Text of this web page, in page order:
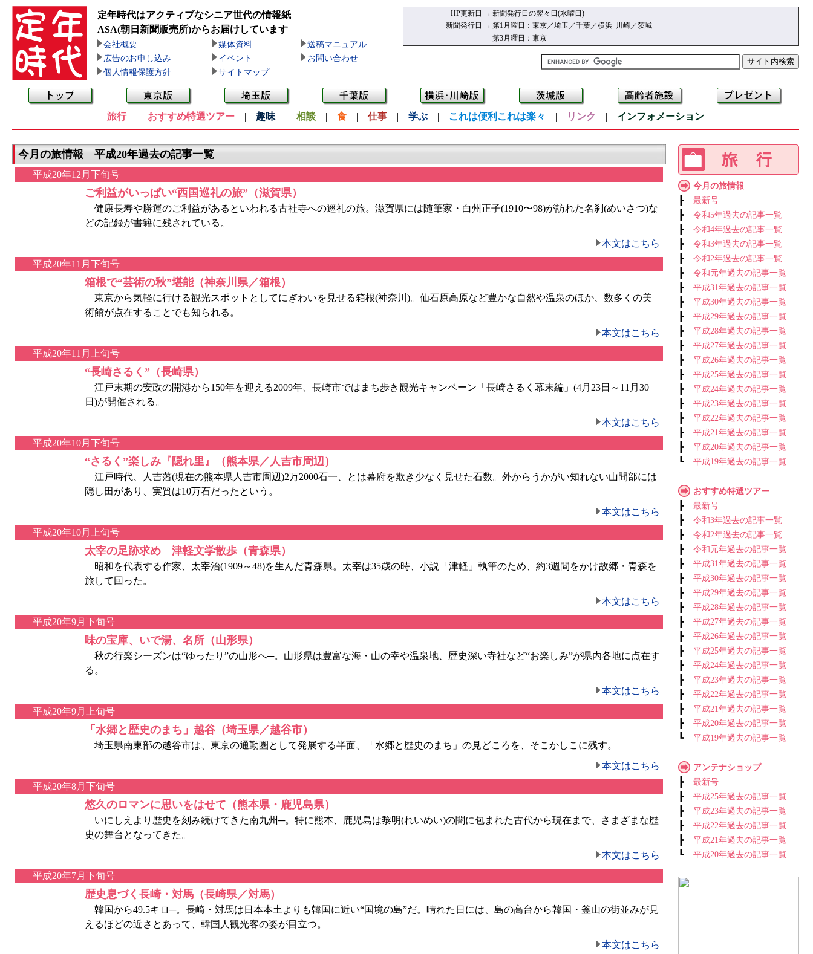
定年時代はアクティブなシニア世代の情報紙
ASA(朝日新聞販売所)からお届けしています
会社概要 媒体資料
送稿マニュアル
広告のお申し込み
イベント
お問い合わせ
個人情報保護方針
サイトマップ
HP更新日 → 新聞発行日の翌々日(水曜日)
新聞発行日 → 第1月曜日：東京／埼玉／千葉／横浜･川崎／茨城
第3月曜日：東京
旅行| おすすめ特選ツアー | 趣味 | 相談 | 食 | 仕事 | 学ぶ | これは便利これは楽々 | リンク | インフォメーション
今月の旅情報 平成20年過去の記事一覧
平成20年12月下旬号
ご利益がいっぱい“西国巡礼の旅”（滋賀県）
健康長寿や勝運のご利益があるといわれる古社寺への巡礼の旅。滋賀県には随筆家・白州正子(1910〜98)が訪れた名刹(めいさつ)な
どの記録が書籍に残されている。
本文はこちら
平成20年11月下旬号
箱根で“芸術の秋”堪能（神奈川県／箱根）
東京から気軽に行ける観光スポットとしてにぎわいを見せる箱根(神奈川)。仙石原高原など豊かな自然や温泉のほか、数多くの美
術館が点在することでも知られる。
本文はこちら
平成20年11月上旬号
“長崎さるく”（長崎県）
江戸末期の安政の開港から150年を迎える2009年、長崎市ではまち歩き観光キャンペーン「長崎さるく幕末編」(4月23日～11月30
日)が開催される。
本文はこちら
平成20年10月下旬号
“さるく”楽しみ『隠れ里』（熊本県／人吉市周辺）
江戸時代、人吉藩(現在の熊本県人吉市周辺)2万2000石一、とは幕府を欺き少なく見せた石数。外からうかがい知れない山間部には
隠し田があり、実質は10万石だったという。
本文はこちら
平成20年10月上旬号
太宰の足跡求め 津軽文学散歩（青森県）
昭和を代表する作家、太宰治(1909～48)を生んだ青森県。太宰は35歳の時、小説「津軽」執筆のため、約3週間をかけ故郷・青森を
旅して回った。
本文はこちら
平成20年9月下旬号
味の宝庫、いで湯、名所（山形県）
秋の行楽シーズンは“ゆったり”の山形へ─。山形県は豊富な海・山の幸や温泉地、歴史深い寺社など“お楽しみ”が県内各地に点在す
る。
本文はこちら
平成20年9月上旬号
「水郷と歴史のまち」越谷（埼玉県／越谷市）
埼玉県南東部の越谷市は、東京の通勤圏として発展する半面、「水郷と歴史のまち」の見どころを、そこかしこに残す。
本文はこちら
平成20年8月下旬号
悠久のロマンに思いをはせて（熊本県・鹿児島県）
いにしえより歴史を刻み続けてきた南九州─。特に熊本、鹿児島は黎明(れいめい)の闇に包まれた古代から現在まで、さまざまな歴
史の舞台となってきた。
本文はこちら
平成20年7月下旬号
歴史息づく長崎・対馬（長崎県／対馬）
韓国から49.5キロ─。長崎・対馬は日本本土よりも韓国に近い“国境の島”だ。晴れた日には、島の高台から韓国・釜山の街並みが見
えるほどの近さとあって、韓国人観光客の姿が目立つ。
本文はこちら
今月の旅情報
┣ 最新号
┣ 令和5年過去の記事一覧
┣ 令和4年過去の記事一覧
┣ 令和3年過去の記事一覧
┣ 令和2年過去の記事一覧
┣ 令和元年過去の記事一覧
┣ 平成31年過去の記事一覧
┣ 平成30年過去の記事一覧
┣ 平成29年過去の記事一覧
┣ 平成28年過去の記事一覧
┣ 平成27年過去の記事一覧
┣ 平成26年過去の記事一覧
┣ 平成25年過去の記事一覧
┣ 平成24年過去の記事一覧
┣ 平成23年過去の記事一覧
┣ 平成22年過去の記事一覧
┣ 平成21年過去の記事一覧
┣ 平成20年過去の記事一覧
┗ 平成19年過去の記事一覧
おすすめ特選ツアー
┣ 最新号
┣ 令和3年過去の記事一覧
┣ 令和2年過去の記事一覧
┣ 令和元年過去の記事一覧
┣ 平成31年過去の記事一覧
┣ 平成30年過去の記事一覧
┣ 平成29年過去の記事一覧
┣ 平成28年過去の記事一覧
┣ 平成27年過去の記事一覧
┣ 平成26年過去の記事一覧
┣ 平成25年過去の記事一覧
┣ 平成24年過去の記事一覧
┣ 平成23年過去の記事一覧
┣ 平成22年過去の記事一覧
┣ 平成21年過去の記事一覧
┣ 平成20年過去の記事一覧
┗ 平成19年過去の記事一覧
アンテナショップ
┣ 最新号
┣ 平成25年過去の記事一覧
┣ 平成23年過去の記事一覧
┣ 平成22年過去の記事一覧
┣ 平成21年過去の記事一覧
┗ 平成20年過去の記事一覧